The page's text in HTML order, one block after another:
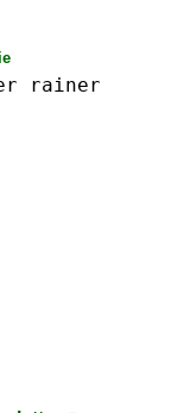
rainer